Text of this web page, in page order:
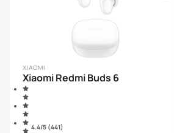
XIAOMI
Xiaomi Redmi Buds 6
4.4/5 (441)